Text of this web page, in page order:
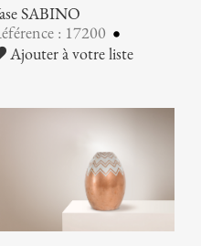
SABINO
: 17200
Ajouter à votre liste